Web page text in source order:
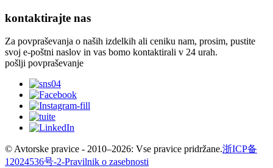
kontaktirajte nas
Za povpraševanja o naših izdelkih ali ceniku nam, prosim, pustite
svoj e-poštni naslov in vas bomo kontaktirali v 24 urah.
pošlji povpraševanje
© Avtorske pravice - 2010–2026: Vse pravice pridržane.浙ICP备
12024536号-2-Pravilnik o zasebnosti